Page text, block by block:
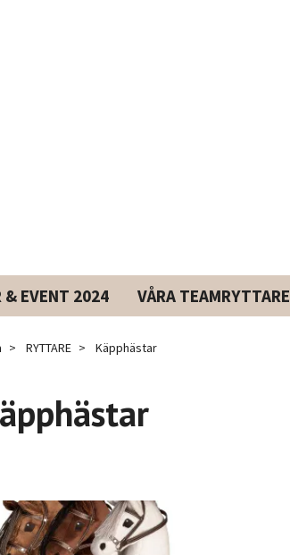
& EVENT 2024 VÅRA TEAMRYTTARE
RYTTARE Käpphästar